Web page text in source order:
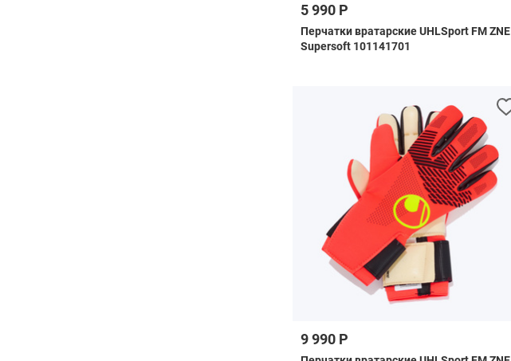
5 990 Р
Перчатки вратарские UHLSport FM ZNE
Supersoft 101141701
9 990 Р